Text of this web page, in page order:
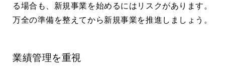
る場合も、新規事業を始めるにはリスクがあります。
万全の準備を整えてから新規事業を推進しましょう。
業績管理を重視